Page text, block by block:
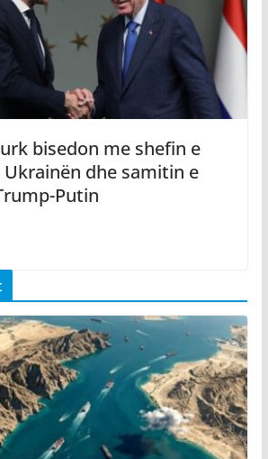
bisedon me shefin e
Ukrainën dhe samitin e
Putin